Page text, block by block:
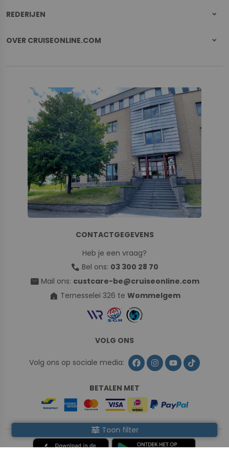
tune Toon filter
REDERIJEN
OVER CRUISEONLINE.COM
CONTACTGEGEVENS
Heb je een vraag?
call Bel ons: 03 300 28 70
mail Mail ons: custcare-be@cruiseonline.com
home Ternesselei 326 te Wommelgem
VOLG ONS
Volg ons op sociale media:
BETALEN MET